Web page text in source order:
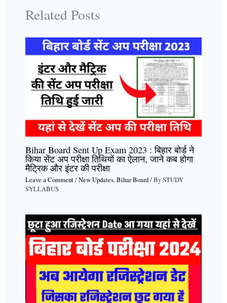
Related Posts
Bihar Board Sent Up Exam 2023 : बिहार बोर्ड ने
किया सेंट अप परीक्षा तिथियों का ऐलान, जाने कब होगा
मैट्रिक और इंटर की परीक्षा
Leave a Comment/New Updates,Bihar Board/ BySTUDY
SYLLABUS